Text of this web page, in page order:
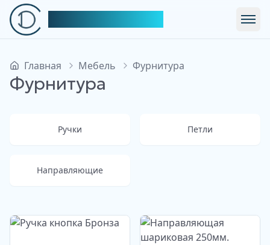
Главная Мебель Фурнитура
Фурнитура
Ручки Петли
Направляющие